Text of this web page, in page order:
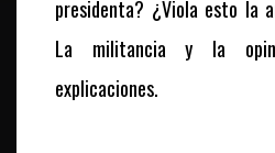
presidenta? ¿Viola esto la
La militancia y la
explicaciones.